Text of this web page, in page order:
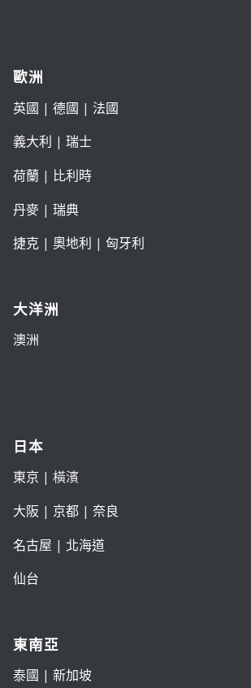
歐洲
英國 | 德國 | 法國
義大利 | 瑞士
荷蘭| 比利時
丹麥| 瑞典
捷克| 奧地利 | 匈牙利
大洋洲
澳洲
日本
東京 | 橫濱
大阪 | 京都| 奈良
名古屋 | 北海道
仙台
東南亞
泰國 | 新加坡